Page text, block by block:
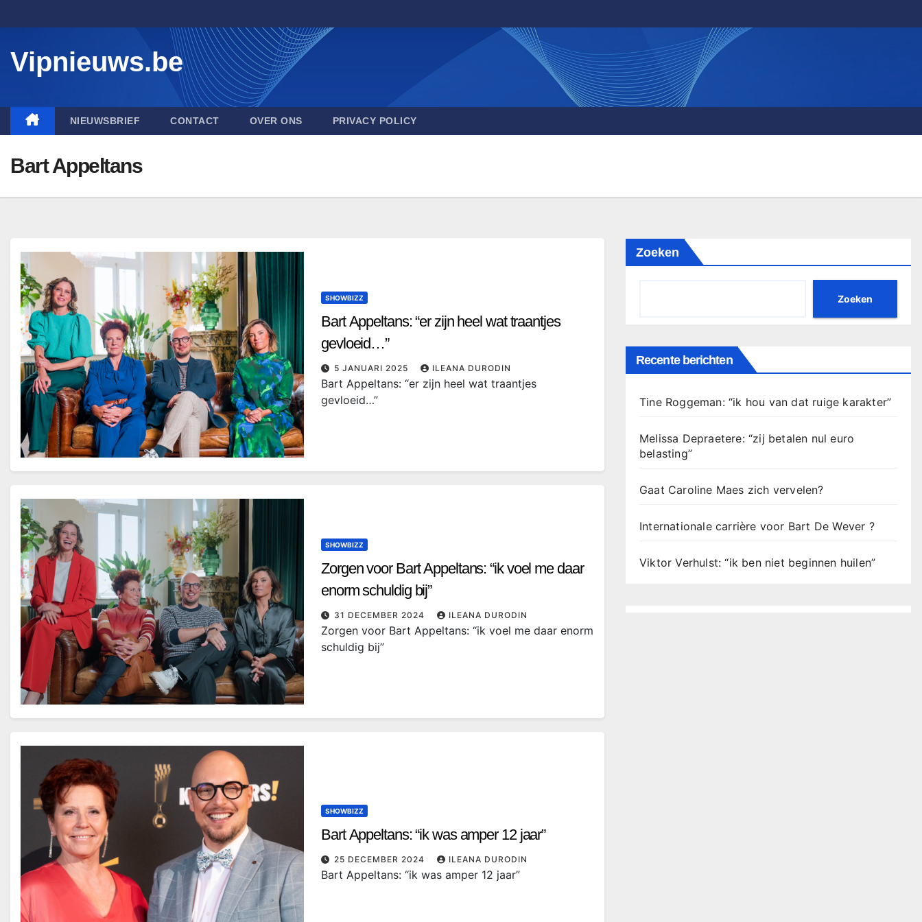
to
Vipnieuws.be
NIEUWSBRIEF CONTACT OVER ONS PRIVACY POLICY
Bart Appeltans
SHOWBIZZ
Bart Appeltans: “er zijn heel wat traantjes
gevloeid…”
5 JANUARI 2025 ILEANA DURODIN
Bart Appeltans: “er zijn heel wat traantjes
gevloeid…”
SHOWBIZZ
Zorgen voor Bart Appeltans: “ik voel me daar
enorm schuldig bij”
31 DECEMBER 2024 ILEANA DURODIN
Zorgen voor Bart Appeltans: “ik voel me daar enorm
schuldig bij”
SHOWBIZZ
Bart Appeltans: “ik was amper 12 jaar”
25 DECEMBER 2024 ILEANA DURODIN
Bart Appeltans: “ik was amper 12 jaar”
Zoeken
Zoeken
Recente berichten
Tine Roggeman: “ik hou van dat ruige karakter”
Melissa Depraetere: “zij betalen nul euro
belasting”
Gaat Caroline Maes zich vervelen?
Internationale carrière voor Bart De Wever ?
Viktor Verhulst: “ik ben niet beginnen huilen”